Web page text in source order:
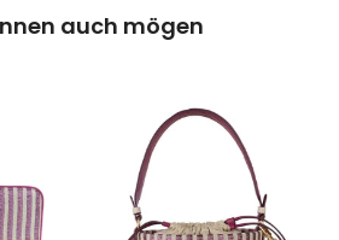
auch mögen